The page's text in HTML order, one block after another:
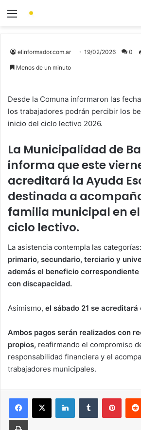
elinformador.com.ar 19/02/2026 0
Menos de un minuto
Desde la Comuna informaron las
los trabajadores podrán percibir los
inicio del ciclo lectivo 2026.
La Municipalidad de
informa que este
acreditará la Ayuda
destinada a
familia municipal en
ciclo lectivo.
La asistencia contempla las categorías:
primario, secundario, terciario y
además el beneficio
con discapacidad.
Asimismo, el sábado 21 se
Ambos pagos serán realizados con
propios, reafirmando el compromiso
responsabilidad financiera y el
trabajadores municipales.